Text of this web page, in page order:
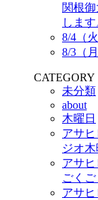
関根
します
8/4（
8/3（
CATEGORY
未分類
about
木曜日
アサヒ
ジオ
アサヒ
ごくご
アサヒ